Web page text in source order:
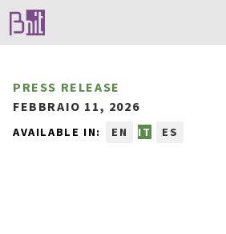
PRESS RELEASE
FEBBRAIO 11, 2026
AVAILABLE IN: EN IT ES